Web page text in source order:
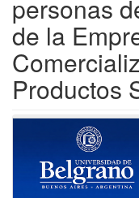
personas
de la
Productos